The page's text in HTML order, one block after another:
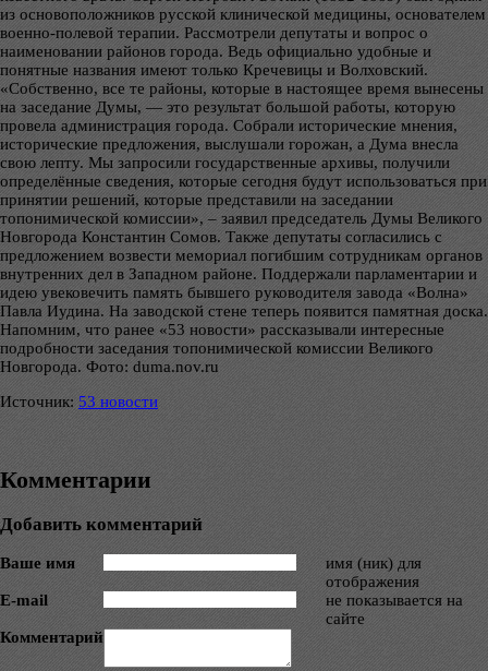
из основоположников русской клинической медицины, основателем
военно-полевой терапии. Рассмотрели депутаты и вопрос о
наименовании районов города. Ведь официально удобные и
понятные названия имеют только Кречевицы и Волховский.
«Собственно, все те районы, которые в настоящее время вынесены
на заседание Думы, — это результат большой работы, которую
провела администрация города. Собрали исторические мнения,
исторические предложения, выслушали горожан, а Дума внесла
свою лепту. Мы запросили государственные архивы, получили
определённые сведения, которые сегодня будут использоваться при
принятии решений, которые представили на заседании
топонимической комиссии», – заявил председатель Думы Великого
Новгорода Константин Сомов. Также депутаты согласились с
предложением возвести мемориал погибшим сотрудникам органов
внутренних дел в Западном районе. Поддержали парламентарии и
идею увековечить память бывшего руководителя завода «Волна»
Павла Иудина. На заводской стене теперь появится памятная доска.
Напомним, что ранее «53 новости» рассказывали интересные
подробности заседания топонимической комиссии Великого
Новгорода. Фото: duma.nov.ru
Источник: 53 новости
Комментарии
Добавить комментарий
Ваше имя
имя (ник) для
отображения
E-mail
не показывается на
сайте
Комментарий